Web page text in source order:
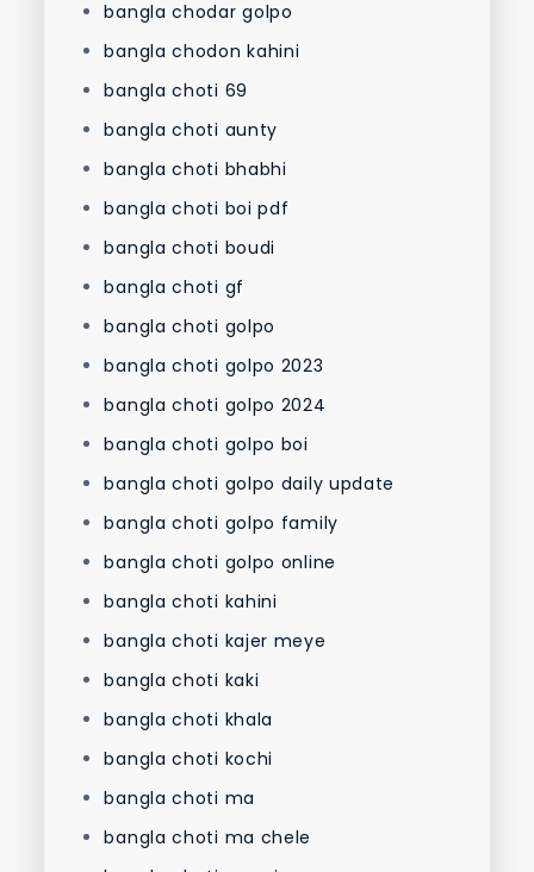
bangla chodar golpo
bangla chodon kahini
bangla choti 69
bangla choti aunty
bangla choti bhabhi
bangla choti boi pdf
bangla choti boudi
bangla choti gf
bangla choti golpo
bangla choti golpo 2023
bangla choti golpo 2024
bangla choti golpo boi
bangla choti golpo daily update
bangla choti golpo family
bangla choti golpo online
bangla choti kahini
bangla choti kajer meye
bangla choti kaki
bangla choti khala
bangla choti kochi
bangla choti ma
bangla choti ma chele